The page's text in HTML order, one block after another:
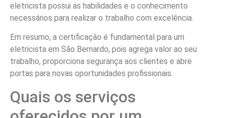
eletricista possui as habilidades e o conhecimento
necessários para realizar o trabalho com excelência.
Em resumo, a certificação é fundamental para um
eletricista em São Bernardo, pois agrega valor ao seu
trabalho, proporciona segurança aos clientes e abre
portas para novas oportunidades profissionais.
Quais os serviços